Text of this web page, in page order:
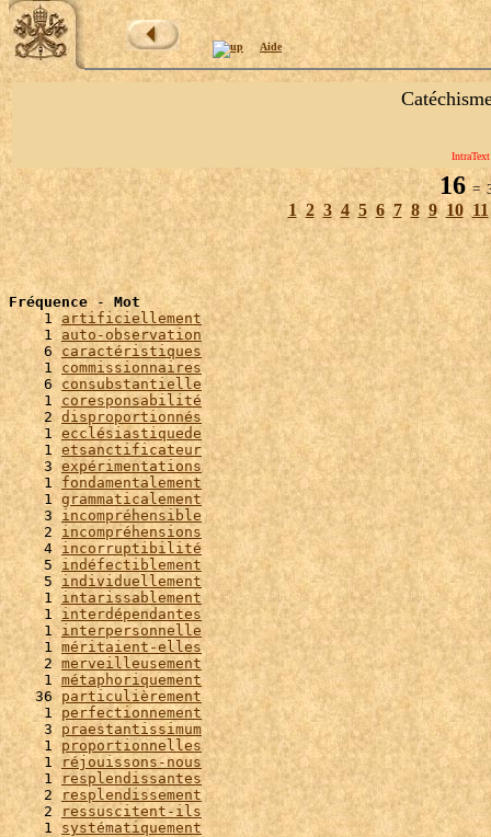
Aide
16 =
1 2 3 4 5 6 7 8 9 10 11
Fréquence - Mot
    1
artificiellement
    1
auto-observation
    6
caractéristiques
    1
commissionnaires
    6
consubstantielle
    1
coresponsabilité
    2
disproportionnés
    1
ecclésiastiquede
    1
etsanctificateur
    3
expérimentations
    1
fondamentalement
    1
grammaticalement
    3
incompréhensible
    2
incompréhensions
    4
incorruptibilité
    5
indéfectiblement
    5
individuellement
    1
intarissablement
    1
interdépendantes
    1
interpersonnelle
    1
méritaient-elles
    2
merveilleusement
    1
métaphoriquement
   36
particulièrement
    1
perfectionnement
    3
praestantissimum
    1
proportionnelles
    1
réjouissons-nous
    1
resplendissantes
    2
resplendissement
    2
ressuscitent-ils
    1
systématiquement